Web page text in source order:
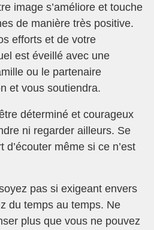
image s’améliore et touche
de manière très positive.
efforts et de votre
est éveillé avec une
ou le partenaire
et vous soutiendra.
déterminé et courageux
ni regarder ailleurs. Se
d’écouter même si ce n’est
pas si exigeant envers
du temps au temps. Ne
plus que vous ne pouvez